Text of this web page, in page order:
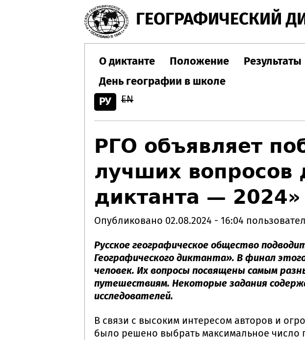
ГЕОГРАФИЧЕСКИЙ
О диктанте Положение Результаты
День географии в школе
РУ
EN
РГО объявляет
лучших вопросов
диктанта — 2024»
Опубликовано 02.08.2024 - 16:04
Русское географическое общество
Географического диктанта». В финал
человек. Их вопросы посвящены самым
путешествиям. Некоторые задания
исследователей.
В связи с высоким интересом авторов и
было решено выбрать максимальное число